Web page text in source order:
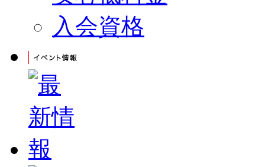
入会資格